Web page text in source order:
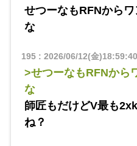
せつーなもRFNから
な
195: 2026/06/12(金)18:59:40
>せつーなもRFNから
な
師匠もだけどV最も
ね？